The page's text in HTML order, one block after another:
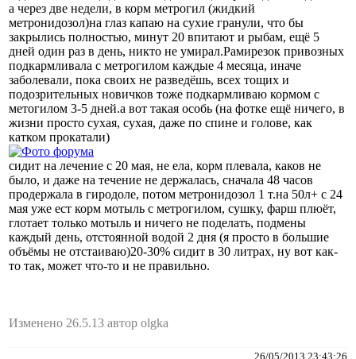
а через две недели, в корм метрогил (жидкий
метронидозол)на глаз капаю на сухие гранули, что бы
закрылись полностью, минут 20 впитают и рыбам, ещё 5
дней один раз в день, никто не умирал.Рамирезок привозных
подкармливала с метрогилом каждые 4 месяца, иначе
заболевали, пока своих не разведёшь, всех тощих и
подозрительных новичков тоже подкармливаю кормом с
метогилом 3-5 дней.а вот такая особь (на фотке ещё ничего, в
жизни просто сухая, сухая, даже по спине и голове, как
катком прокатали)
сидит на лечение с 20 мая, не ела, корм плевала, каков не
было, и даже на течение не держалась, сначала 48 часов
продержала в гиродоле, потом метронидозол 1 т.на 50л+ с 24
мая уже ест корм мотыль с метрогилом, сушку, фарш плюёт,
глотает только мотыль и ничего не поделать, подмены
каждый день, отстоянной водой 2 дня (я просто в большие
объёмы не отстаиваю)20-30% сидит в 30 литрах, ну вот как-
то так, может что-то и не правильно.
Изменено 26.5.13 автор olgka
26/05/2013 23:43:26